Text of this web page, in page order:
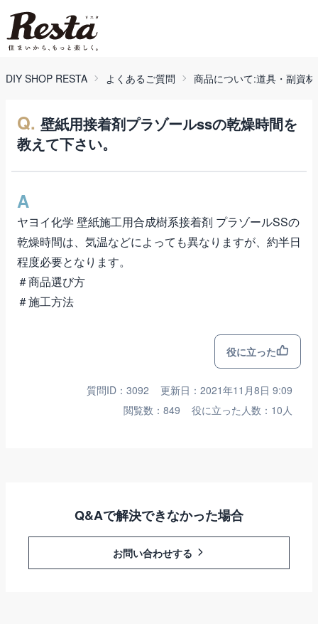
DIY SHOP RESTA よくあるご質問 商品について:道具・副資
Q. 壁紙用接着剤プラゾールssの乾燥時間を
教えて下さい。
A
ヤヨイ化学 壁紙施工用合成樹系接着剤 プラゾールSSの
乾燥時間は、気温などによっても異なりますが、約半日
程度必要となります。
＃商品選び方
＃施工方法
役に立った
質問ID：3092
更新日：2021年11月8日 9:09
閲覧数：849
役に立った人数：10人
Q&Aで解決できなかった場合
お問い合わせする